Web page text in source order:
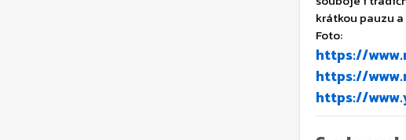
https://
https://